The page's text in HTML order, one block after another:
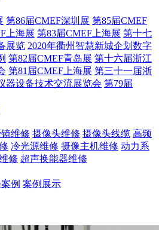
第86届CMEF深圳展 第85届CMEF
上海展 第83届CMEF上海展 第十七
展览 2020年衢州智慧新城企划数字
第82届CMEF青岛展 第十六届浙江
第81届CMEF上海展 第三十一届浙
器设备技术交流展览会 第79届
维修 摄像头维修 摄像头线缆 高频
冷光源维修 摄像主机维修 动力系
修 超声换能器维修
例 案例展示